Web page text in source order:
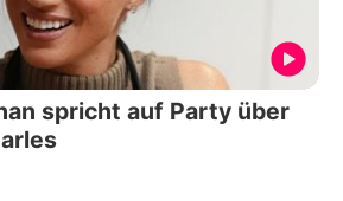
spricht auf Party über